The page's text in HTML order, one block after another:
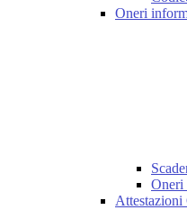
Oneri
Oneri
Attestazioni